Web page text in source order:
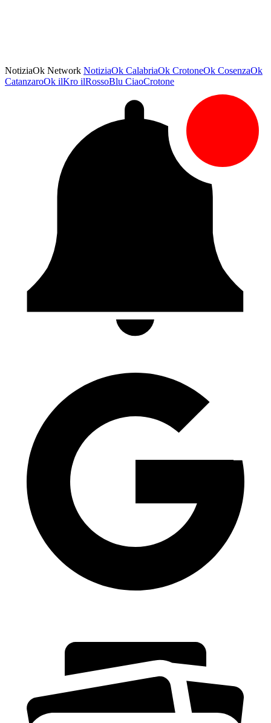
NotiziaOk Network NotiziaOk CalabriaOk CrotoneOk CosenzaOk
CatanzaroOk ilKro ilRossoBlu CiaoCrotone